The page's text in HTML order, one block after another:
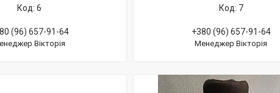
6
(96) 657-91-64
Вікторія
7
+380 (96) 657-91-64
Менеджер Вікторія